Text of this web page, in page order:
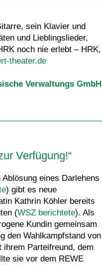
sein Klavier und
und Lieblingslieder,
noch nie erlebt – HRK,
theater.de
Verwaltungs GmbH
Verfügung!“
eines Darlehens
) gibt es neue
Kathrin Köhler bereits
(WSZ berichtete). Als
Kundin gemeinsam
den Wahlkampfstand von
Parteifreund, dem
sie vor dem REWE